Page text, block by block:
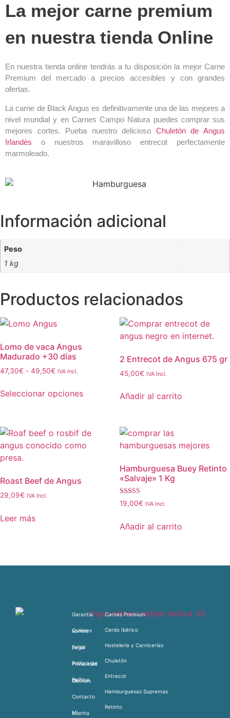
La mejor carne premium
en nuestra tienda Online
En nuestra tienda online tendrás a tu disposición la mejor Carne
Premium del mercado a precios accesibles y con grandes
ofertas.
La carne de Black Angus es definitivamente una de las mejores a
nivel mundial y en Carnes Campo Natura puedes comprar sus
mejores cortes. Pueba nuestro delicioso Chuletón de Angus
Irlandés o nuestros maravilloso entrecot perfectamente
marmoleado.
Información adicional
Peso
1 kg
Productos relacionados
Lomo de vaca Angus
Madurado +30 días
47,30€ - 49,50€ IVA Incl.
Seleccionar opciones
2 Entrecot de Angus 675 gr
45,00€ IVA Incl.
Añadir al carrito
Roast Beef de Angus
29,09€ IVA Incl.
Leer más
Hamburguesa Buey Retinto
«Salvaje» 1 Kg
Valorado con
5.00
19,00€ IVA Incl.
Añadir al carrito
Garantia
Quiénes somos
Aviso Legal
Política de Privacidad
Política de Cookies
Contacto
Mi cuenta
Carnes Premium
Cerdo Ibérico
Hostelería y Carnicerías
Chuletón
Entrecot
Hamburguesas Supremas
Retinto